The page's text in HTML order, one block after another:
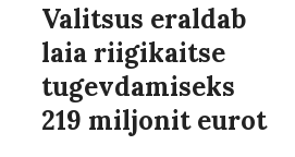
Valitsus eraldab
laia riigikaitse
tugevdamiseks
219 miljonit eurot